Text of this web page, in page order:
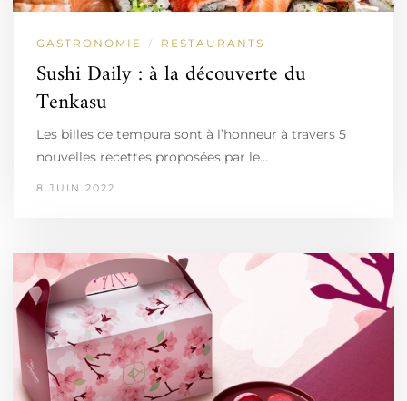
GASTRONOMIE / RESTAURANTS
Sushi Daily : à la découverte du
Tenkasu
Les billes de tempura sont à l’honneur à travers 5
nouvelles recettes proposées par le…
8 JUIN 2022